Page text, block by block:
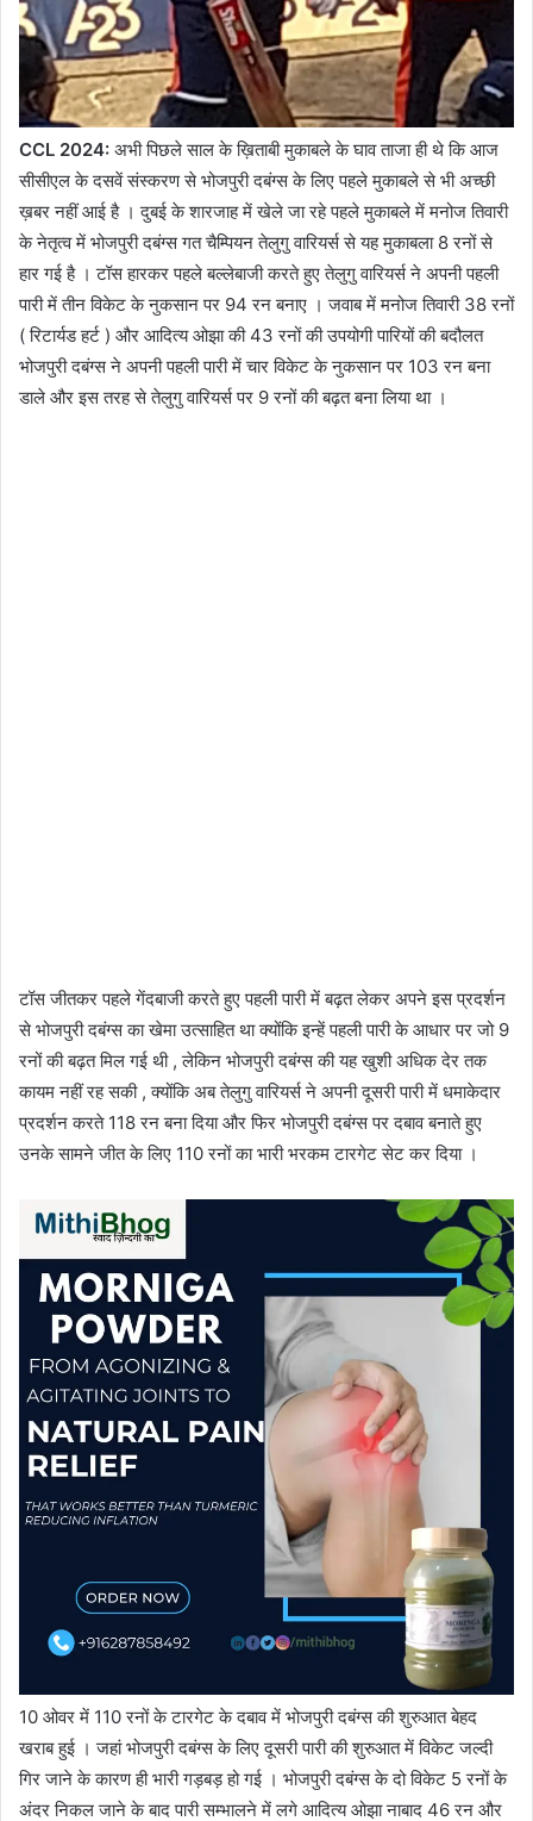
CCL 2024: अभी पिछले साल के ख़िताबी मुकाबले के घाव ताजा ही थे कि आज
सीसीएल के दसवें संस्करण से भोजपुरी दबंग्स के लिए पहले मुकाबले से भी अच्छी
ख़बर नहीं आई है । दुबई के शारजाह में खेले जा रहे पहले मुकाबले में मनोज तिवारी
के नेतृत्व में भोजपुरी दबंग्स गत चैम्पियन तेलुगु वारियर्स से यह मुकाबला 8 रनों से
हार गई है । टॉस हारकर पहले बल्लेबाजी करते हुए तेलुगु वारियर्स ने अपनी पहली
पारी में तीन विकेट के नुकसान पर 94 रन बनाए । जवाब में मनोज तिवारी 38 रनों
( रिटार्यड हर्ट ) और आदित्य ओझा की 43 रनों की उपयोगी पारियों की बदौलत
भोजपुरी दबंग्स ने अपनी पहली पारी में चार विकेट के नुकसान पर 103 रन बना
डाले और इस तरह से तेलुगु वारियर्स पर 9 रनों की बढ़त बना लिया था ।
टॉस जीतकर पहले गेंदबाजी करते हुए पहली पारी में बढ़त लेकर अपने इस प्रदर्शन
से भोजपुरी दबंग्स का खेमा उत्साहित था क्योंकि इन्हें पहली पारी के आधार पर जो 9
रनों की बढ़त मिल गई थी , लेकिन भोजपुरी दबंग्स की यह खुशी अधिक देर तक
कायम नहीं रह सकी , क्योंकि अब तेलुगु वारियर्स ने अपनी दूसरी पारी में धमाकेदार
प्रदर्शन करते 118 रन बना दिया और फिर भोजपुरी दबंग्स पर दबाव बनाते हुए
उनके सामने जीत के लिए 110 रनों का भारी भरकम टारगेट सेट कर दिया ।
10 ओवर में 110 रनों के टारगेट के दबाव में भोजपुरी दबंग्स की शुरुआत बेहद
खराब हुई । जहां भोजपुरी दबंग्स के लिए दूसरी पारी की शुरुआत में विकेट जल्दी
गिर जाने के कारण ही भारी गड़बड़ हो गई । भोजपुरी दबंग्स के दो विकेट 5 रनों के
अंदर निकल जाने के बाद पारी सम्भालने में लगे आदित्य ओझा नाबाद 46 रन और